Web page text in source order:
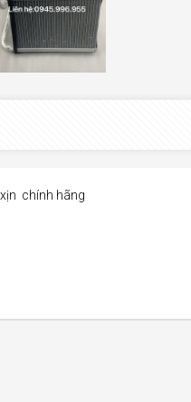
chính hãng